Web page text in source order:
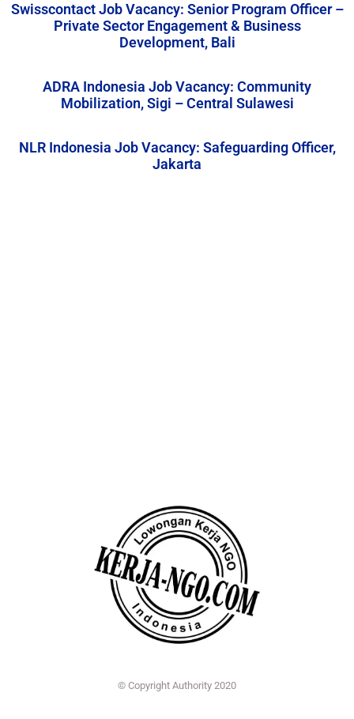
Swisscontact Job Vacancy: Senior Program Officer –
Private Sector Engagement & Business
Development, Bali
ADRA Indonesia Job Vacancy: Community
Mobilization, Sigi – Central Sulawesi
NLR Indonesia Job Vacancy: Safeguarding Officer,
Jakarta
© Copyright Authority 2020